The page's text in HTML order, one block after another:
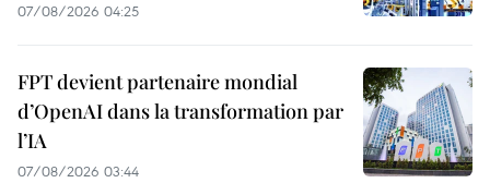
07/08/2026 04:25
FPT devient partenaire mondial
d’OpenAI dans la transformation par
l’IA
07/08/2026 03:44